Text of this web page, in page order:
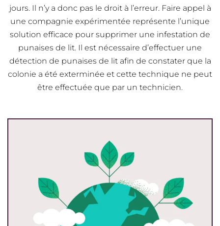
jours. Il n’y a donc pas le droit à l’erreur. Faire appel à
une compagnie expérimentée représente l’unique
solution efficace pour supprimer une infestation de
punaises de lit. Il est nécessaire d’effectuer une
détection de punaises de lit afin de constater que la
colonie a été exterminée et cette technique ne peut
être effectuée que par un technicien.